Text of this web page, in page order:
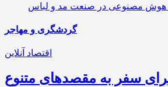
هوش مصنوعی در صنعت مد و لباس
گردشگری و مهاجر
اقتصاد آنلاین
سفر به مقصدهای متنوع